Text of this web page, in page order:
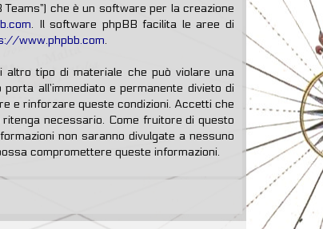
Teams”) che è un software per la creazione
. Il software phpBB facilita le aree di
www.phpbb.com.
altro tipo di materiale che può violare una
all’immediato e permanente divieto di
e rinforzare queste condizioni. Accetti che
necessario. Come fruitore di questo
non saranno divulgate a nessuno
compromettere queste informazioni.